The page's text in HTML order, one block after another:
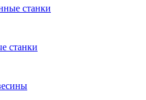
станки
станки